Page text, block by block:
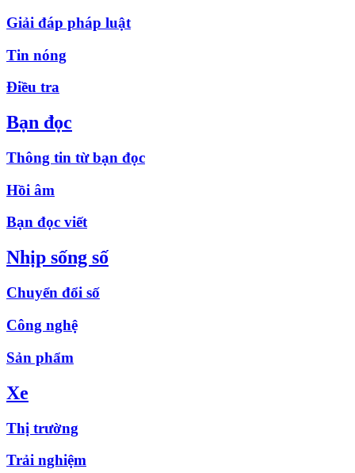
Giải đáp pháp luật
Tin nóng
Điều tra
Bạn đọc
Thông tin từ bạn đọc
Hồi âm
Bạn đọc viết
Nhịp sống số
Chuyển đổi số
Công nghệ
Sản phẩm
Xe
Thị trường
Trải nghiệm